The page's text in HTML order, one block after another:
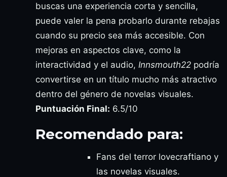
buscas una experiencia corta y sencilla,
puede valer la pena probarlo durante rebajas
cuando su precio sea más accesible. Con
mejoras en aspectos clave, como la
interactividad y el audio, Innsmouth22 podría
convertirse en un título mucho más atractivo
dentro del género de novelas visuales.
Puntuación Final: 6.5/10
Recomendado para:
Fans del terror lovecraftiano y
las novelas visuales.